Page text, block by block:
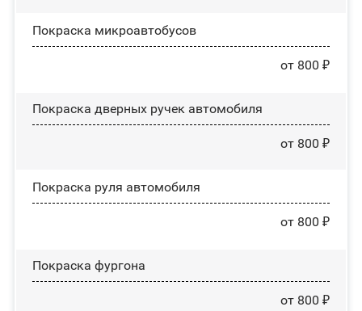
Покраска микроавтобусов
от 800 ₽
Покраска дверных ручек автомобиля
от 800 ₽
Покраска руля автомобиля
от 800 ₽
Покраска фургона
от 800 ₽